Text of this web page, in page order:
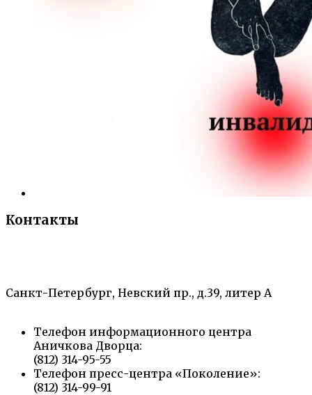
Контакты
Санкт-Петербург, Невский пр., д.39, литер А
Телефон информационного центра
Аничкова Дворца:
(812) 314-95-55
Телефон пресс-центра «Поколение»:
(812) 314-99-91